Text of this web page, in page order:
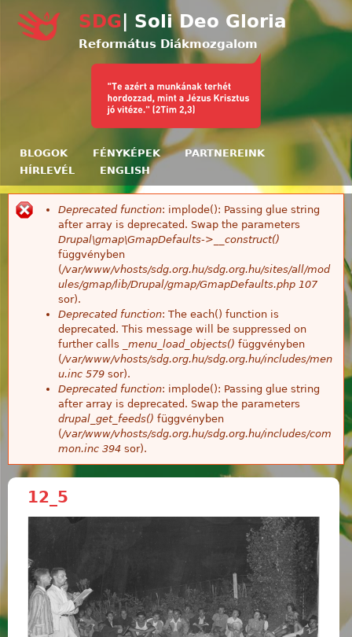
Ugrás a tartalomra
SDG | Soli Deo Gloria
Református Diákmozgalom
BLOGOK FÉNYKÉPEK
PARTNEREINK
HÍRLEVÉL
ENGLISH
Hibaüzenet
Deprecated function: implode(): Passing glue string
after array is deprecated. Swap the parameters
Drupal\gmap\GmapDefaults->__construct()
függvényben
(/var/www/vhosts/sdg.org.hu/sdg.org.hu/sites/all/mod
ules/gmap/lib/Drupal/gmap/GmapDefaults.php 107
sor).
Deprecated function: The each() function is
deprecated. This message will be suppressed on
further calls
_menu_load_objects() függvényben
(/var/www/vhosts/sdg.org.hu/sdg.org.hu/includes/men
u.inc 579 sor).
Deprecated function: implode(): Passing glue string
after array is deprecated. Swap the parameters
drupal_get_feeds() függvényben
(/var/www/vhosts/sdg.org.hu/sdg.org.hu/includes/com
mon.inc 394 sor).
12_5